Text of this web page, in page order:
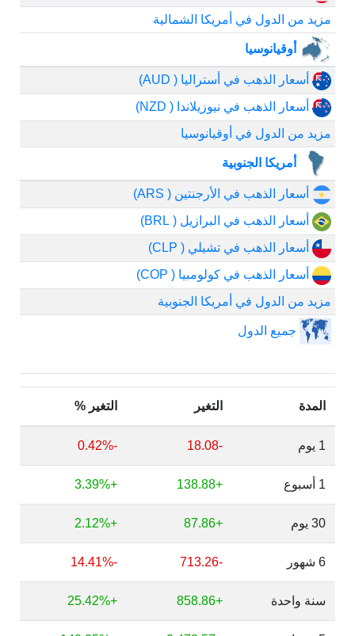
مزيد من الدول في أمريكا الشمالية
أوقيانوسيا
أسعار الذهب في أستراليا ( AUD)
أسعار الذهب في نيوزيلاندا ( NZD)
مزيد من الدول في أوقيانوسيا
أمريكا الجنوبية
أسعار الذهب في الأرجنتين ( ARS)
أسعار الذهب في البرازيل ( BRL)
أسعار الذهب في تشيلي ( CLP)
أسعار الذهب في كولومبيا ( COP)
مزيد من الدول في أمريكا الجنوبية
جميع الدول
المدة التغير التغير %
1 يوم -18.08
-0.42%
1 أسبوع +138.88
+3.39%
30 يوم +87.86
+2.12%
6 شهور -713.26
-14.41%
سنة واحدة +858.86
+25.42%